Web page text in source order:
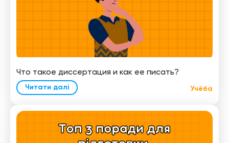
Что такое диссертация и как ее писать?
Читати далі Учёба